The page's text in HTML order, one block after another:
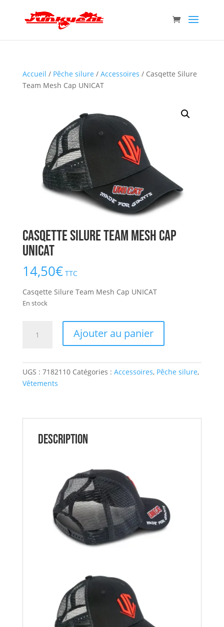
Accueil / Pêche silure / Accessoires / Casqette Silure
Team Mesh Cap UNICAT
Casqette Silure Team Mesh Cap
UNICAT
14,50€ TTC
Casqette Silure Team Mesh Cap UNICAT
En stock
Silure
Team
Mesh
Ajouter au panier
UGS : 7182110 Catégories : Accessoires, Pêche silure,
Vêtements
Description